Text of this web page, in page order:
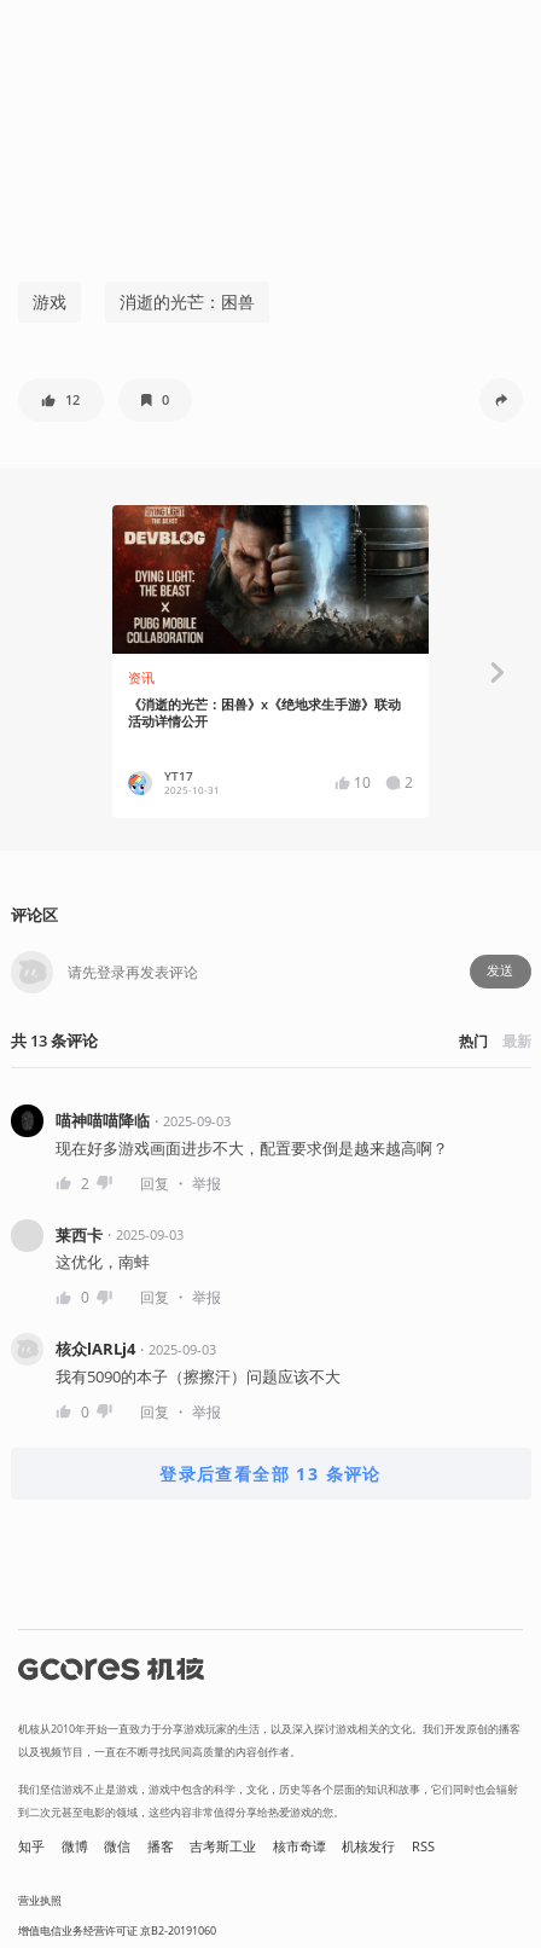
游戏 消逝的光芒：困兽
12 0
资讯
《消逝的光芒：困兽》x《绝地求生手游》联动
活动详情公开
YT17
2025-10-31 10 2
评论区
发送
共 13条评论 热门 最新
喵神喵喵降临・ 2025-09-03
现在好多游戏画面进步不大，配置要求倒是越来越高啊？
2 回复 ・ 举报
莱西卡・ 2025-09-03
这优化，南蚌
0 回复 ・ 举报
核众lARLj4・ 2025-09-03
我有5090的本子（擦擦汗）问题应该不大
0 回复 ・ 举报
登录后查看全部 13 条评论
机核从2010年开始一直致力于分享游戏玩家的生活，以及深入探讨游戏相关的文化。我们开发原创的播客
以及视频节目，一直在不断寻找民间高质量的内容创作者。
我们坚信游戏不止是游戏，游戏中包含的科学，文化，历史等各个层面的知识和故事，它们同时也会辐射
到二次元甚至电影的领域，这些内容非常值得分享给热爱游戏的您。
知乎 微博 微信 播客 吉考斯工业 核市奇谭 机核发行 RSS
营业执照
增值电信业务经营许可证 京B2-20191060